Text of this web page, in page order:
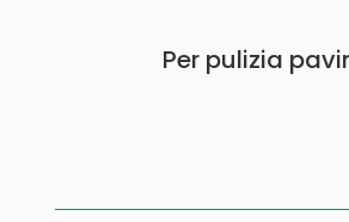
Per pulizia